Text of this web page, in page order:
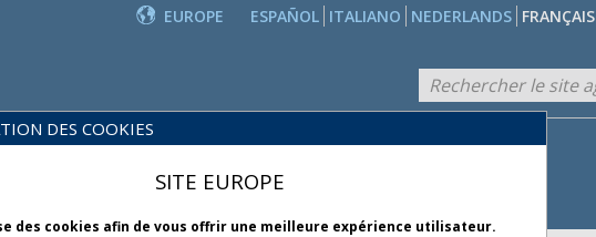
FRANÇAIS
NEDERLANDS
ITALIANO
ESPAÑOL
EUROPE
PRODUITS
ET
DES COOKIES
SITE EUROPE
des cookies afin de vous offrir une meilleure expérience utilisateur.